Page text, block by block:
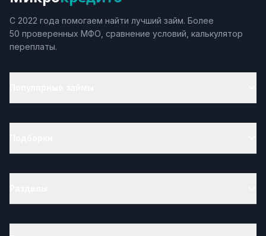
С 2022 года помогаем найти лучший займ. Более
50 проверенных МФО, сравнение условий, калькулятор
переплаты.